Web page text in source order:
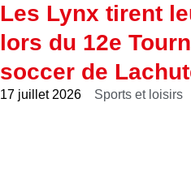
Les Lynx tirent
lors du 12e
soccer de
17 juillet 2026 Sports et loisirs